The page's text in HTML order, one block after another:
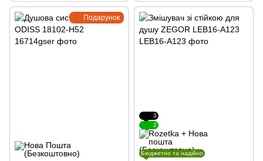
Подарунок
3
2
Бюджетно та надійно